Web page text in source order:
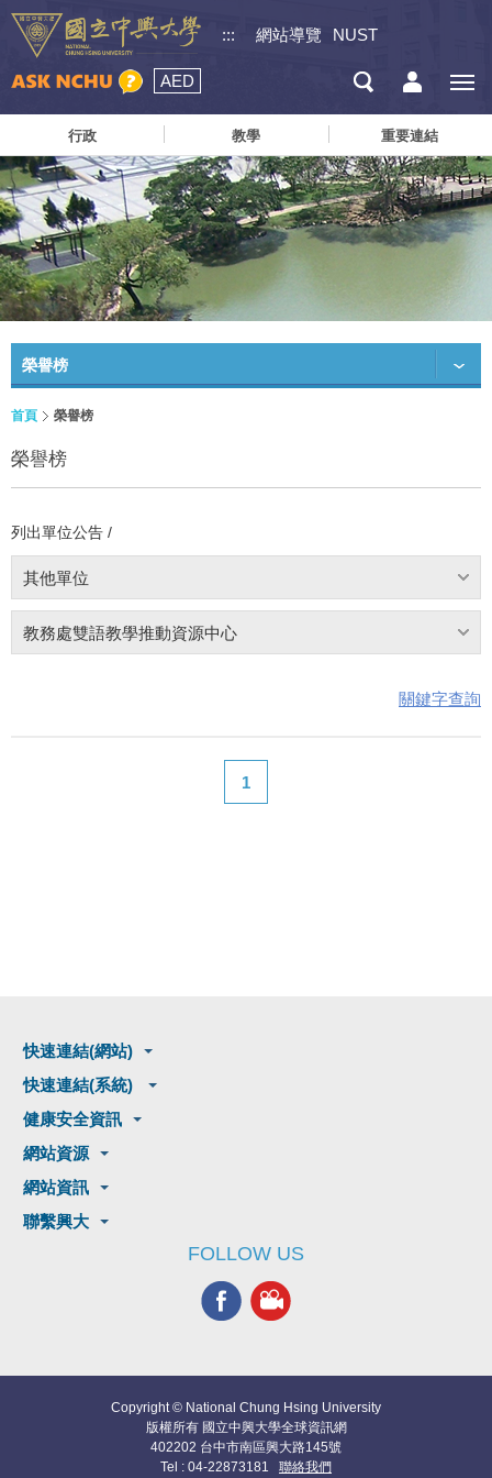
::: 網站導覽 NUST
AED
行政 教學 重要連結
榮譽榜
首頁 榮譽榜
榮譽榜
列出單位公告 /
其他單位
教務處雙語教學推動資源中心
關鍵字查詢
1
快速連結(網站)
快速連結(系統)
健康安全資訊
網站資源
網站資訊
聯繫興大
FOLLOW US
Copyright © National Chung Hsing University
版權所有 國立中興大學全球資訊網
402202 台中市南區興大路145號
Tel : 04-22873181 聯絡我們